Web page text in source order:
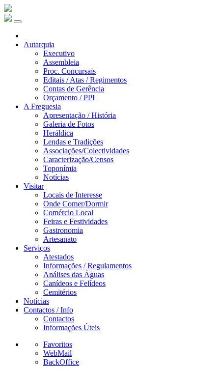
Autarquia
Executivo
Assembleia
Proc. Concursais
Editais / Atas / Regimentos
Contas de Gerência
Orçamento / PPI
A Freguesia
Apresentação / História
Galeria de Fotos
Heráldica
Lendas e Tradições
Associações/Colectividades
Caracterização/Censos
Toponímia
Notícias
Visitar
Locais de Interesse
Onde Comer/Dormir
Comércio Local
Feiras e Festividades
Gastronomia
Artesanato
Serviços
Atestados
Informações / Regulamentos
Análises das Águas
Canídeos e Felídeos
Cemitérios
Notícias
Contactos / Info
Contactos
Informações Úteis
Favoritos
WebMail
BackOffice